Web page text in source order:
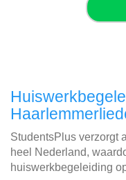
StudentsPlus verzorgt
heel Nederland,
huiswerkbegeleiding